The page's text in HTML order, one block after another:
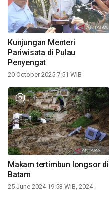
Kunjungan Menteri
Pariwisata di Pulau
Penyengat
20 October 2025 7:51 WIB
Makam tertimbun longsor di
Batam
25 June 2024 19:53 WIB, 2024